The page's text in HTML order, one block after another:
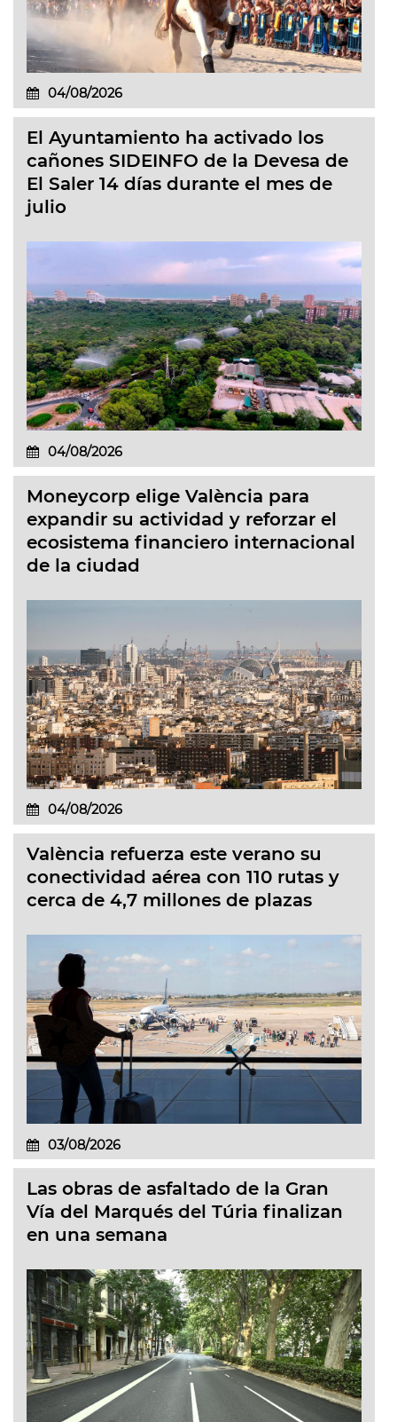
04/08/2026
El Ayuntamiento ha activado los
cañones SIDEINFO de la Devesa de
El Saler 14 días durante el mes de
julio
04/08/2026
Moneycorp elige València para
expandir su actividad y reforzar el
ecosistema financiero internacional
de la ciudad
04/08/2026
València refuerza este verano su
conectividad aérea con 110 rutas y
cerca de 4,7 millones de plazas
03/08/2026
Las obras de asfaltado de la Gran
Vía del Marqués del Túria finalizan
en una semana